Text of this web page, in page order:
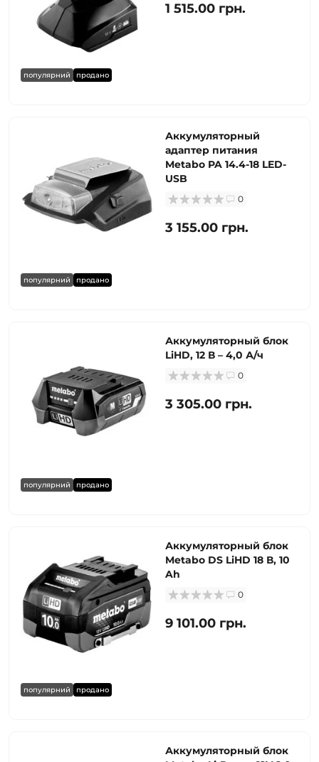
популярний продано
1 515.00 грн.
популярний продано
Аккумуляторный
адаптер питания
Metabo PA 14.4-18 LED-
USB
0
3 155.00 грн.
популярний продано
Аккумуляторный блок
LiHD, 12 В – 4,0 А/ч
0
3 305.00 грн.
популярний продано
Аккумуляторный блок
Metabo DS LiHD 18 В, 10
Ah
0
9 101.00 грн.
Аккумуляторный блок